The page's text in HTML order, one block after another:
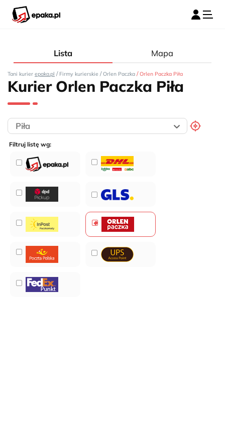
Lista Mapa
Tani kurier epaka.pl / Firmy kurierskie / Orlen Paczka / Orlen Paczka Piła
Kurier Orlen Paczka Piła
Filtruj listę wg: